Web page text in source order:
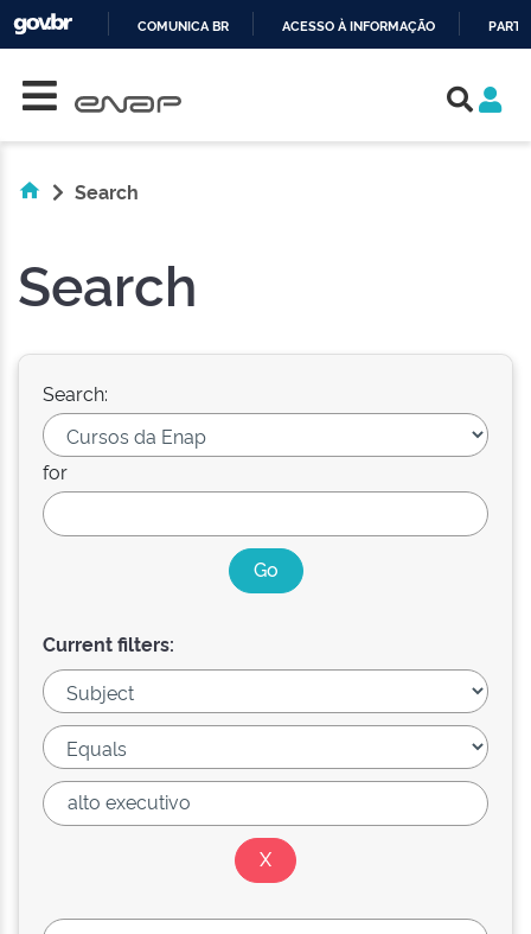
COMUNICA BR ACESSO À INFORMAÇÃO
Search
Search
Search:
for
Current filters: